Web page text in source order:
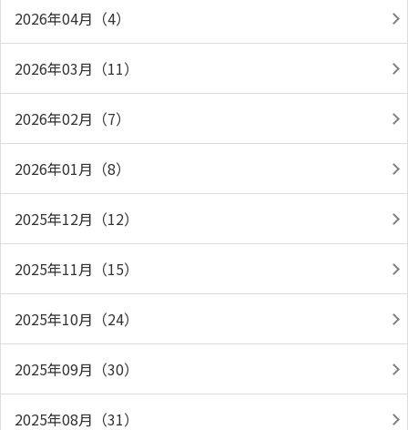
2026年04月（4）
2026年03月（11）
2026年02月（7）
2026年01月（8）
2025年12月（12）
2025年11月（15）
2025年10月（24）
2025年09月（30）
2025年08月（31）